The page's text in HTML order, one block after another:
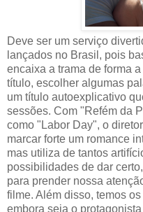
Deve ser um serviço
lançados no Brasil, pois
encaixa a trama de forma
título, escolher algumas
um título autoexplicativo
sessões. Com "Refém da
como "Labor Day", o
marcar forte um romance
mas utiliza de tantos
possibilidades de dar
para prender nossa
filme. Além disso, temos
embora seja o